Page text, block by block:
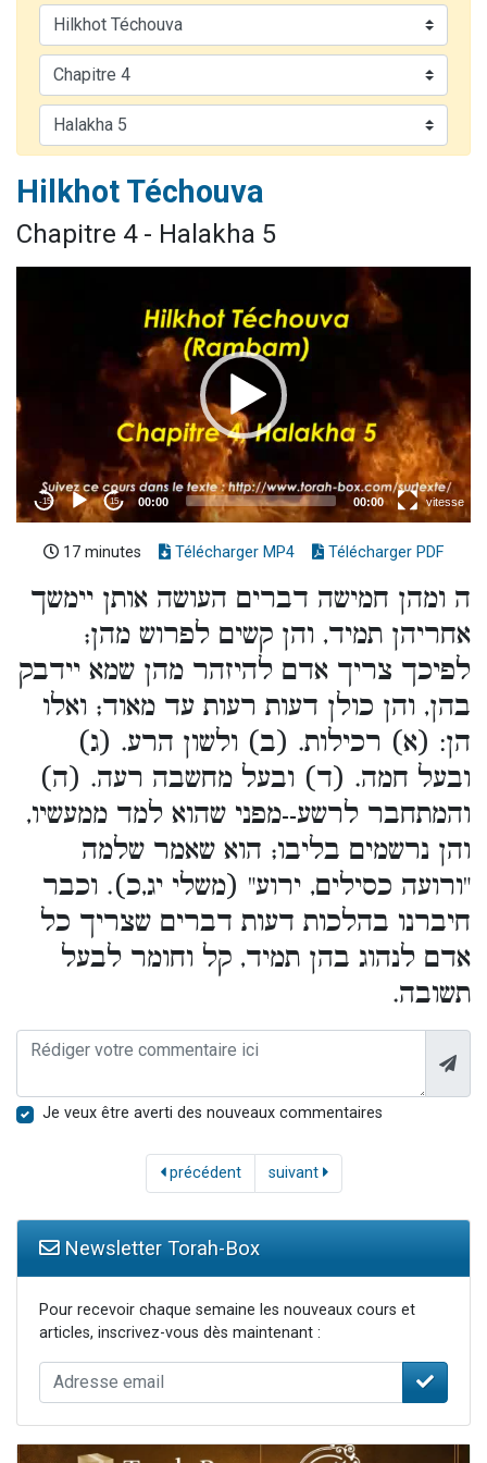
61 personnes viennent de demander une bénédiction
Il reste 49 places pour étudier en groupe sur Zoom
Eva vient de donner son Maasser
Hilkhot Téchouva
Chapitre 4 - Halakha 5
17 minutes Télécharger MP4 Télécharger PDF
ה ומהן חמישה דברים העושה אותן יימשך
אחריהן תמיד, והן קשים לפרוש מהן;
לפיכך צריך אדם להיזהר מהן שמא יידבק
בהן, והן כולן דעות רעות עד מאוד; ואלו
הן: (א) רכילות. (ב) ולשון הרע. (ג)
ובעל חמה. (ד) ובעל מחשבה רעה. (ה)
והמתחבר לרשע--מפני שהוא למד ממעשיו,
והן נרשמים בליבו; הוא שאמר שלמה
"ורועה כסילים, ירוע" (משלי יג,כ). וכבר
חיברנו בהלכות דעות דברים שצריך כל
אדם לנהוג בהן תמיד, קל וחומר לבעל
תשובה.
Je veux être averti des nouveaux commentaires
précédent suivant
Newsletter Torah-Box
Pour recevoir chaque semaine les nouveaux cours et
articles, inscrivez-vous dès maintenant :